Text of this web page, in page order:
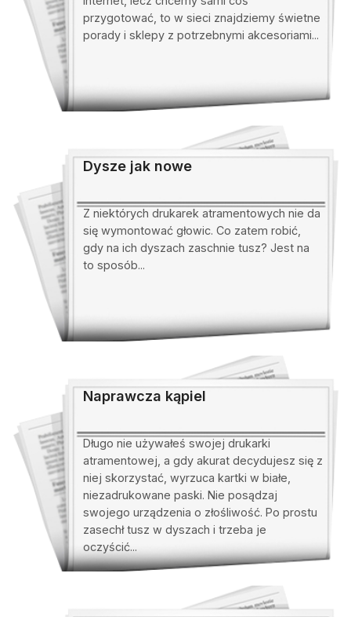
przygotować, to w sieci znajdziemy świetne
porady i sklepy z potrzebnymi akcesoriami...
Dysze jak nowe
Z niektórych drukarek atramentowych nie da
się wymontować głowic. Co zatem robić,
gdy na ich dyszach zaschnie tusz? Jest na
to sposób...
Naprawcza kąpiel
Długo nie używałeś swojej drukarki
atramentowej, a gdy akurat decydujesz się z
niej skorzystać, wyrzuca kartki w białe,
niezadrukowane paski. Nie posądzaj
swojego urządzenia o złośliwość. Po prostu
zasechł tusz w dyszach i trzeba je
oczyścić...